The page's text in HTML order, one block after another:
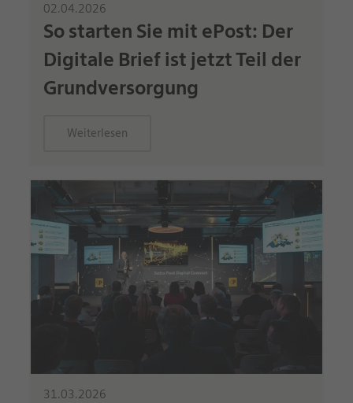
02.04.2026
So starten Sie mit ePost: Der
Digitale Brief ist jetzt Teil der
Grundversorgung
Weiterlesen
31.03.2026